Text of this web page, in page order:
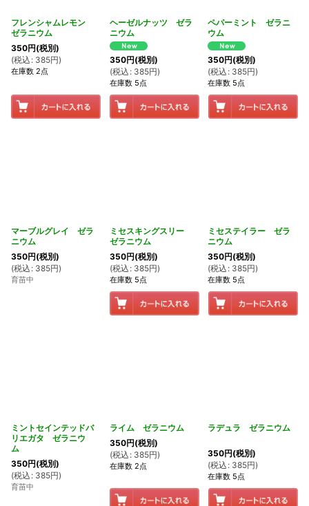
フレンシャムレモン
ゼラニウム
350円(税別)
(税込 : 385円)
在庫数 2点
ヘーゼルナッツ ゼラ
ニウム
350円(税別)
(税込 : 385円)
在庫数 5点
ペパーミント ゼラニ
ウム
350円(税別)
(税込 : 385円)
在庫数 5点
マーブルグレイ ゼラ
ニウム
350円(税別)
(税込 : 385円)
育苗中
ミセスキングスリー
ゼラニウム
350円(税別)
(税込 : 385円)
在庫数 5点
ミセステイラー ゼラ
ニウム
350円(税別)
(税込 : 385円)
在庫数 5点
ミントセインテッドバ
リエガタ ゼラニウ
ム
350円(税別)
(税込 : 385円)
育苗中
ライム ゼラニウム
350円(税別)
(税込 : 385円)
在庫数 2点
ラデュラ ゼラニウム
350円(税別)
(税込 : 385円)
在庫数 5点